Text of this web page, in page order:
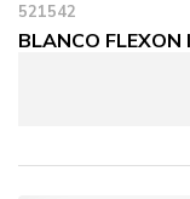
521542
BLANCO